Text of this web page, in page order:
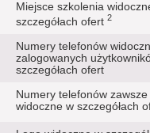
Miejsce szkolenia
szczegółach ofert 2
Numery telefonów
zalogowanych
szczegółach ofert
Numery telefonów zawsze
widoczne w szczegółach